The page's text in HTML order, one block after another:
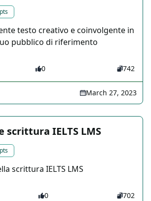
testo creativo e coinvolgente in
pubblico di riferimento
0 742
March 27, 2023
scrittura IELTS LMS
scrittura IELTS LMS
0 702